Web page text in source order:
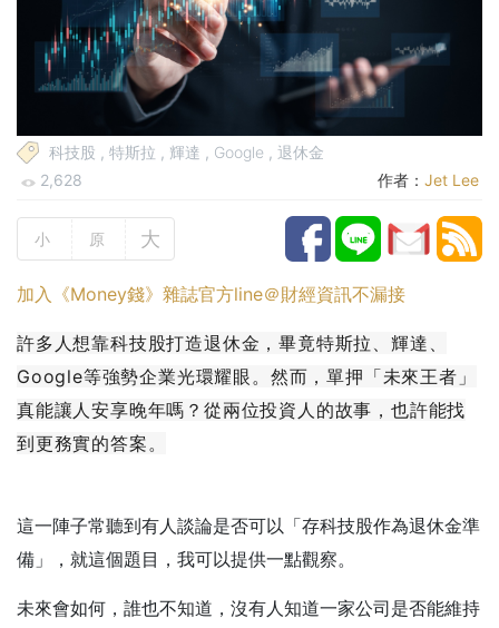
科技股 , 特斯拉 , 輝達 , Google , 退休金
2,628
作者： Jet Lee
小 原 大
加入《Money錢》雜誌官方line＠財經資訊不漏接
許多人想靠科技股打造退休金，畢竟特斯拉、輝達、
Google等強勢企業光環耀眼。然而，單押「未來王者」
真能讓人安享晚年嗎？從兩位投資人的故事，也許能找
到更務實的答案。
這一陣子常聽到有人談論是否可以「存科技股作為退休金準
備」，就這個題目，我可以提供一點觀察。
未來會如何，誰也不知道，沒有人知道一家公司是否能維持